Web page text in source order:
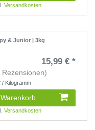
Versandkosten
& Junior | 3kg
15,99 € *
Rezensionen)
/ Kilogramm
Versandkosten